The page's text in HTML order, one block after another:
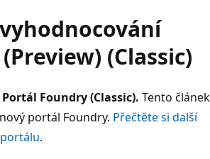
(Classic)
Portál Foundry (Classic). Tento článek
portál Foundry. Přečtěte si další
.